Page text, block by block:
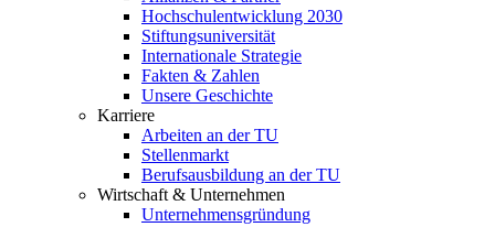
Hochschulentwicklung 2030
Stiftungsuniversität
Internationale Strategie
Fakten & Zahlen
Unsere Geschichte
Karriere
Arbeiten an der TU
Stellenmarkt
Berufsausbildung an der TU
Wirtschaft & Unternehmen
Unternehmensgründung